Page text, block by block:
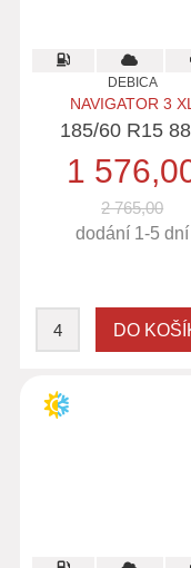
DEBICA
NAVIGATOR 3 XL
185/60 R15
1
2 765,00
dodání 1-5 dní